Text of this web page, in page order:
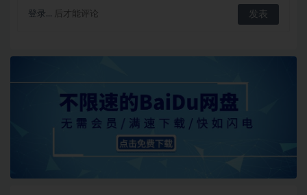
登录... 后才能评论